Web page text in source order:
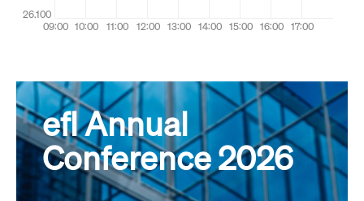
efl Annual
Conference 2026